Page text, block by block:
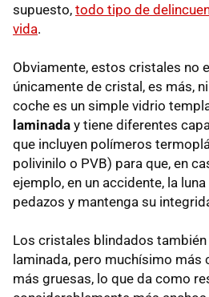
supuesto, todo tipo de
vida.
Obviamente, estos cristales no
únicamente de cristal, es más,
coche es un simple vidrio
laminada y tiene diferentes
que incluyen polímeros
polivinilo o PVB) para que, en
ejemplo, en un accidente, la
pedazos y mantenga su
Los cristales blindados
laminada, pero muchísimo más
más gruesas, lo que da como